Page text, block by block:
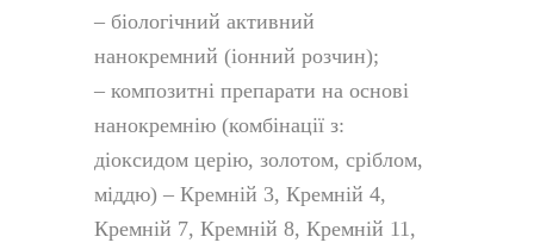
– біологічний активний
нанокремний (іонний розчин);
– композитні препарати на основі
нанокремнію (комбінації з:
діоксидом церію, золотом, сріблом,
міддю) – Кремній 3, Кремній 4,
Кремній 7, Кремній 8, Кремній 11,